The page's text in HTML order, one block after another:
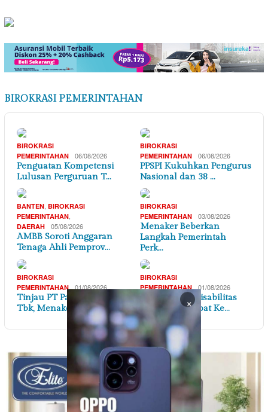
BIROKRASI PEMERINTAHAN
BIROKRASI
PEMERINTAHAN
06/08/2026
Penguatan Kompetensi
Lulusan Perguruan T…
BIROKRASI
PEMERINTAHAN
06/08/2026
PPSPI Kukuhkan Pengurus
Nasional dan 38 …
BANTEN BIROKRASI
PEMERINTAHAN
DAERAH 05/08/2026
AMBB Soroti Anggaran
Tenaga Ahli Pemprov…
BIROKRASI
PEMERINTAHAN
03/08/2026
Menaker Beberkan
Langkah Pemerintah
Perk…
BIROKRASI
PEMERINTAHAN
01/08/2026
Tinjau PT Pan Brothers
Tbk, Menaker Soro…
BIROKRASI
PEMERINTAHAN
01/08/2026
Penyandang Disabilitas
Harus Mendapat Ke…
×